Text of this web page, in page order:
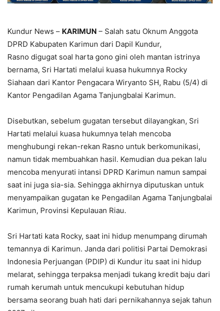
Kundur News – KARIMUN – Salah satu Oknum Anggota
DPRD Kabupaten Karimun dari Dapil Kundur,
Rasno digugat soal harta gono gini oleh mantan istrinya
bernama, Sri Hartati melalui kuasa hukumnya Rocky
Siahaan dari Kantor Pengacara Wiryanto SH, Rabu (5/4) di
Kantor Pengadilan Agama Tanjungbalai Karimun.
Disebutkan, sebelum gugatan tersebut dilayangkan, Sri
Hartati melalui kuasa hukumnya telah mencoba
menghubungi rekan-rekan Rasno untuk berkomunikasi,
namun tidak membuahkan hasil. Kemudian dua pekan lalu
mencoba menyurati intansi DPRD Karimun namun sampai
saat ini juga sia-sia. Sehingga akhirnya diputuskan untuk
menyampaikan gugatan ke Pengadilan Agama Tanjungbalai
Karimun, Provinsi Kepulauan Riau.
Sri Hartati kata Rocky, saat ini hidup menumpang dirumah
temannya di Karimun. Janda dari politisi Partai Demokrasi
Indonesia Perjuangan (PDIP) di Kundur itu saat ini hidup
melarat, sehingga terpaksa menjadi tukang kredit baju dari
rumah kerumah untuk mencukupi kebutuhan hidup
bersama seorang buah hati dari pernikahannya sejak tahun